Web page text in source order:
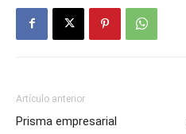
Artículo anterior
Prisma empresarial